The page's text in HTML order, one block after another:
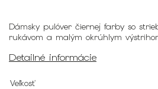
Dámsky pulóver čiernej farby so
rukávom a malým okrúhlym
Detailné informácie
Veľkosť